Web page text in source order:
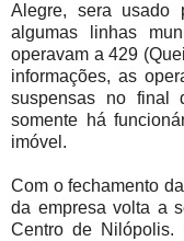
Alegre, sera usado
algumas linhas
operavam a 429
informações, as
suspensas no final
somente há
imóvel.
Com o fechamento
da empresa volta a
Centro de